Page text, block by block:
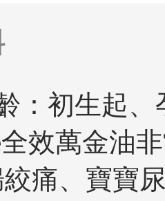
：初生起
效萬金油
痛、寶寶